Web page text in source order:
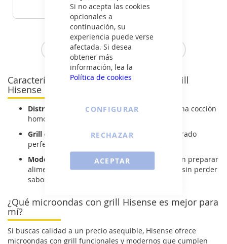
Si no acepta las cookies
opcionales a
continuación, su
experiencia puede verse
afectada. Si desea
obtener más
información, lea la
Política de cookies
ACEPTAR
CONFIGURAR
RECHAZAR
VER DETALLE
Ver todos los microondas con grill >
Características de los microondas con grill
Hisense
Distribución uniforme del calor: Garantiza una cocción
homogénea en todos los alimentos.
Grill de alto rendimiento:Proporciona un dorado
perfecto y resultados crujientes.
Modelos con función descongelado:
Permiten preparar
alimentos directamente desde el congelador sin perder
sabor ni textura.
¿Qué microondas con grill Hisense es mejor para
mí?
Si buscas calidad a un precio asequible, Hisense ofrece
microondas con grill funcionales y modernos que cumplen